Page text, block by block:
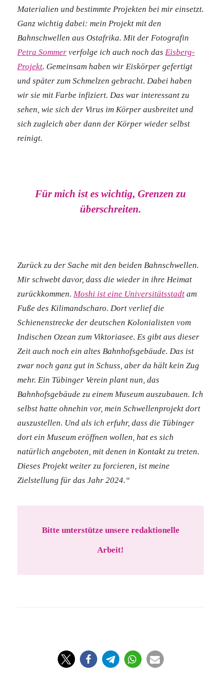
Materialien und bestimmte Projekten bei mir einsetzt.
Ganz wichtig dabei: mein Projekt mit den
Bahnschwellen aus Ostafrika. Mit der Fotografin
Petra Sommer verfolge ich auch noch das Eisberg-
Projekt. Gemeinsam haben wir Eiskörper gefertigt
und später zum Schmelzen gebracht. Dabei haben
wir sie mit Farbe infiziert. Das war interessant zu
sehen, wie sich der Virus im Körper ausbreitet und
sich zugleich aber dann der Körper wieder selbst
reinigt.
Für mich ist es wichtig, Grenzen zu
überschreiten.
Zurück zu der Sache mit den beiden Bahnschwellen.
Mir schwebt davor, dass die wieder in ihre Heimat
zurückkommen. Moshi ist eine Universitätsstadt am
Fuße des Kilimandscharo. Dort verlief die
Schienenstrecke der deutschen Kolonialisten vom
Indischen Ozean zum Viktoriasee. Es gibt aus dieser
Zeit auch noch ein altes Bahnhofsgebäude. Das ist
zwar noch ganz gut in Schuss, aber da hält kein Zug
mehr. Ein Tübinger Verein plant nun, das
Bahnhofsgebäude zu einem Museum auszubauen. Ich
selbst hatte ohnehin vor, mein Schwellenprojekt dort
auszustellen. Und als ich erfuhr, dass die Tübinger
dort ein Museum eröffnen wollen, hat es sich
natürlich angeboten, mit denen in Kontakt zu treten.
Dieses Projekt weiter zu forcieren, ist meine
Zielstellung für das Jahr 2024.“
Bitte unterstütze unsere redaktionelle
Arbeit!